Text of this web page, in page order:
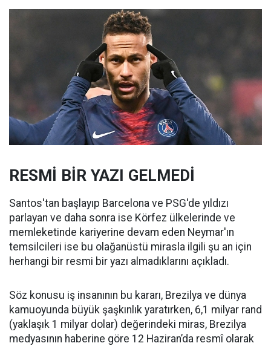
RESMİ BİR YAZI GELMEDİ
Santos'tan başlayıp Barcelona ve PSG'de yıldızı
parlayan ve daha sonra ise Körfez ülkelerinde ve
memleketinde kariyerine devam eden Neymar'ın
temsilcileri ise bu olağanüstü mirasla ilgili şu an için
herhangi bir resmi bir yazı almadıklarını açıkladı.
Söz konusu iş insanının bu kararı, Brezilya ve dünya
kamuoyunda büyük şaşkınlık yaratırken, 6,1 milyar rand
(yaklaşık 1 milyar dolar) değerindeki miras, Brezilya
medyasının haberine göre 12 Haziran’da resmî olarak